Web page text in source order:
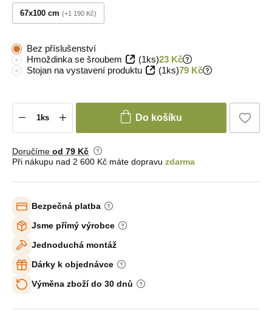
67x100 cm +1 190 Kč
Bez příslušenství
Hmoždinka se šroubem
(1ks)23 Kč
Stojan na vystavení produktu
(1ks)79 Kč
Do košíku
Doručíme od 79 Kč
Při nákupu nad 2 600 Kč máte dopravu zdarma
Bezpečná platba
Jsme přímý výrobce
Jednoduchá montáž
Dárky k objednávce
Výměna zboží do 30 dnů